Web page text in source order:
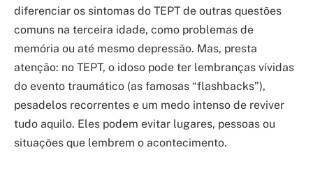
diferenciar os sintomas do TEPT de outras questões
comuns na terceira idade, como problemas de
memória ou até mesmo depressão. Mas, presta
atenção: no TEPT, o idoso pode ter lembranças vívidas
do evento traumático (as famosas “flashbacks”),
pesadelos recorrentes e um medo intenso de reviver
tudo aquilo. Eles podem evitar lugares, pessoas ou
situações que lembrem o acontecimento.